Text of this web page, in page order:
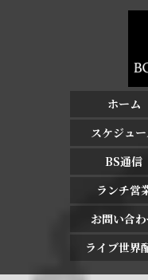
ホーム
スケジュ
BS通信
ランチ営
お問い合
ライブ世界